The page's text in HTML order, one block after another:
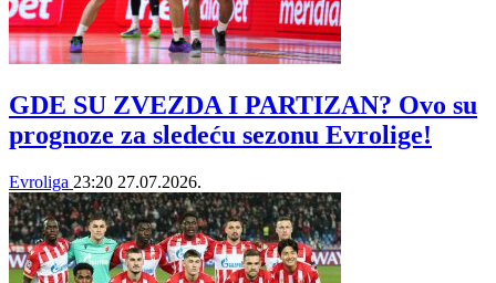
GDE SU ZVEZDA I PARTIZAN? Ovo su
prognoze za sledeću sezonu Evrolige!
Evroliga 23:20 27.07.2026.